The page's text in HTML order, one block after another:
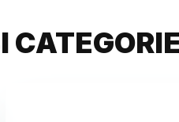
CATEGORIE